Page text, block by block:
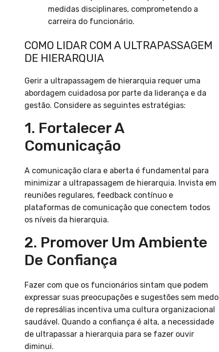
medidas disciplinares, comprometendo a
carreira do funcionário.
COMO LIDAR COM A ULTRAPASSAGEM
DE HIERARQUIA
Gerir a ultrapassagem de hierarquia requer uma
abordagem cuidadosa por parte da liderança e da
gestão. Considere as seguintes estratégias:
1. Fortalecer A
Comunicação
A comunicação clara e aberta é fundamental para
minimizar a ultrapassagem de hierarquia. Invista em
reuniões regulares, feedback contínuo e
plataformas de comunicação que conectem todos
os níveis da hierarquia.
2. Promover Um Ambiente
De Confiança
Fazer com que os funcionários sintam que podem
expressar suas preocupações e sugestões sem medo
de represálias incentiva uma cultura organizacional
saudável. Quando a confiança é alta, a necessidade
de ultrapassar a hierarquia para se fazer ouvir
diminui.